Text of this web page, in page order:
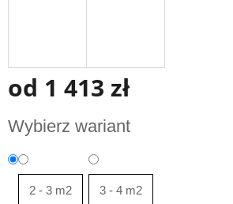
od 1 413 zł
jednostkowa:
Wybierz wariant
2 - 3 m2 3 - 4 m2